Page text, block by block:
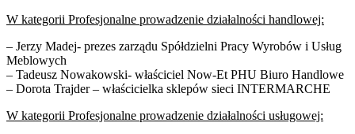
W kategorii Profesjonalne prowadzenie działalności handlowej:
– Jerzy Madej- prezes zarządu Spółdzielni Pracy Wyrobów i Usług
Meblowych
– Tadeusz Nowakowski- właściciel Now-Et PHU Biuro Handlowe
– Dorota Trajder – właścicielka sklepów sieci INTERMARCHE
W kategorii Profesjonalne prowadzenie działalności usługowej: